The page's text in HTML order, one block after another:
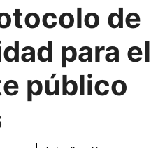
de
para el
público